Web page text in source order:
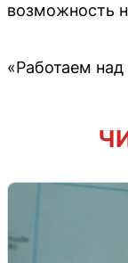
возможность
«Работаем